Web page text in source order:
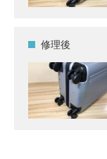
修理後